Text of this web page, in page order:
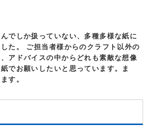
でしか扱っていない、多種多様な紙に
た。 ご担当者様からのクラフト以外の
アドバイスの中からどれも素敵な想像
でお願いしたいと思っています。ま
す。